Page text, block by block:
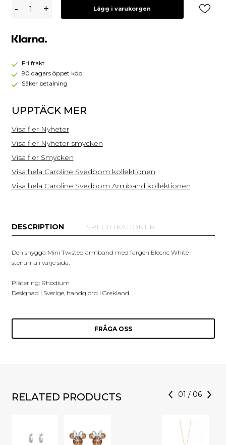
Svedbom
Twisted
Armband
Linen
Ignite
(Rhodium)
- + Lägg i varukorgen
Fri frakt
90 dagars öppet köp
Säker betalning
UPPTÄCK MER
Visa fler Nyheter
Visa fler Nyheter smycken
Visa fler Smycken
Visa hela Caroline Svedbom kollektionen
Visa hela Caroline Svedbom Armband kollektionen
DESCRIPTION SPECIFIKATIONER
Den snygga Mini Twisted armband med färgen Elecric White i
stenarna i varje sida.
Plätering: Rhodium
Designad i Sverige, handgjord i Grekland
FRÅGA OSS
RELATED PRODUCTS 01 / 06